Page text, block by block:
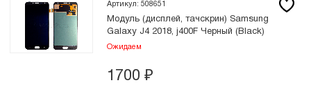
Артикул: 508651
Модуль (дисплей, тачскрин) Samsung
Galaxy J4 2018, j400F Черный (Black)
Ожидаем
1700 ₽